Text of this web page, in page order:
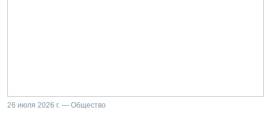
26 июля 2026 г. — Общество